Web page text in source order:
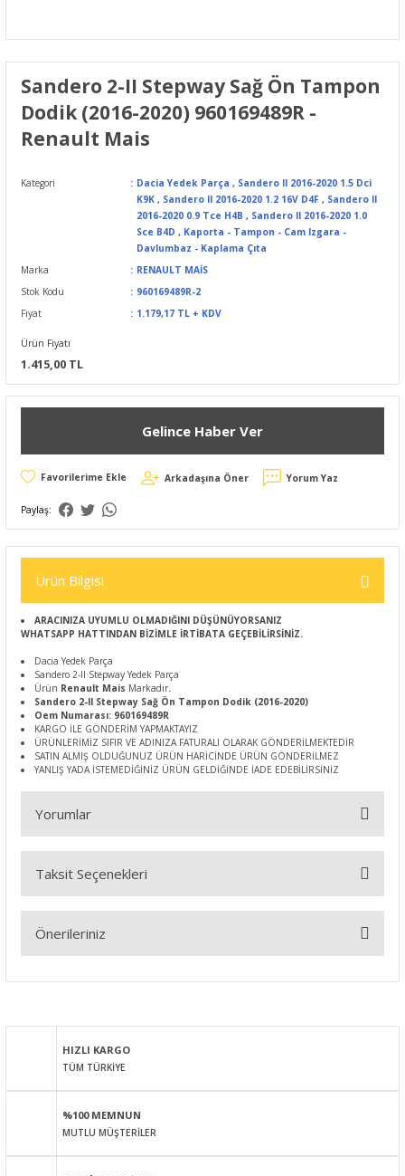
Sandero 2-II Stepway Sağ Ön Tampon
Dodik (2016-2020) 960169489R -
Renault Mais
Kategori Dacia Yedek Parça , Sandero II 2016-2020 1.5 Dci
K9K , Sandero II 2016-2020 1.2 16V D4F , Sandero II
2016-2020 0.9 Tce H4B , Sandero II 2016-2020 1.0
Sce B4D , Kaporta - Tampon - Cam Izgara -
Davlumbaz - Kaplama Çıta
Marka
RENAULT MAİS
Stok Kodu
960169489R-2
Fiyat
1.179,17 TL + KDV
Ürün Fiyatı
1.415,00 TL
Gelince Haber Ver
Arkadaşına Öner Yorum Yaz
Paylaş:
Ürün Bilgisi
ARACINIZA UYUMLU OLMADIĞINI DÜŞÜNÜYORSANIZ
WHATSAPP HATTINDAN BİZİMLE İRTİBATA GEÇEBİLİRSİNİZ.
Dacia Yedek Parça
Sandero 2-II Stepway Yedek Parça
Ürün Renault Mais Markadır.
Sandero 2-II Stepway Sağ Ön Tampon Dodik (2016-2020)
Oem Numarası: 960169489R
KARGO İLE GÖNDERİM YAPMAKTAYIZ
ÜRÜNLERİMİZ SIFIR VE ADINIZA FATURALI OLARAK GÖNDERİLMEKTEDİR
SATIN ALMIŞ OLDUĞUNUZ ÜRÜN HARİCİNDE ÜRÜN GÖNDERİLMEZ
YANLIŞ YADA İSTEMEDİĞİNİZ ÜRÜN GELDİĞİNDE İADE EDEBİLİRSİNİZ
Yorumlar
Bu ürüne ilk yorumu siz yapın!
Taksit Seçenekleri
Önerileriniz
Görüş ve önerileriniz için teşekkür ederiz.
Ürün resmi kalitesiz, bozuk veya görüntülenemiyor.
Ürün bilgilerinde hatalar bulunuyor.
HIZLI KARGO
TÜM TÜRKİYE
%100 MEMNUN
MUTLU MÜŞTERİLER